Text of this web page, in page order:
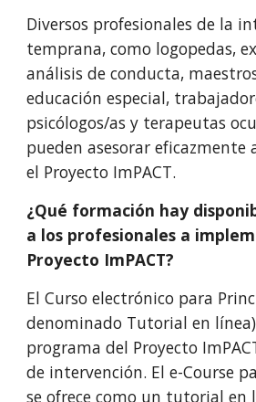
Diversos profesionales de la
temprana, como logopedas,
análisis de conducta,
educación especial,
psicólogos/as y terapeutas
pueden asesorar eficazmente
el Proyecto ImPACT.
¿Qué formación hay
a los profesionales a
Proyecto ImPACT?
El Curso electrónico para
denominado Tutorial en
programa del Proyecto
de intervención. El e-Course
se ofrece como un tutorial en